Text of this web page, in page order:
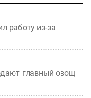
работу из-за
главный овощ